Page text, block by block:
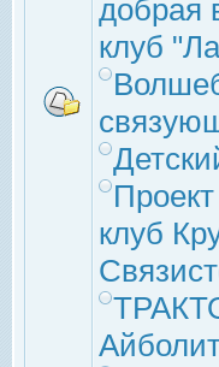
добрая
клуб
клуб